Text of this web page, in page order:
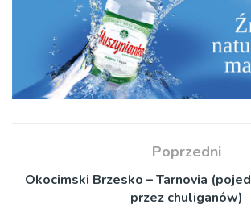
Poprzedni
Okocimski Brzesko – Tarnovia
przez chuliganów)